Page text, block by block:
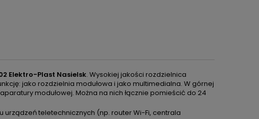
Elektro-Plast Nasielsk. Wysokiej jakości rozdzielnica
jako rozdzielnia modułowa i jako multimedialna. W górnej
modułowej. Można na nich łącznie pomieścić do 24
teletechnicznych (np. router Wi-Fi, centrala